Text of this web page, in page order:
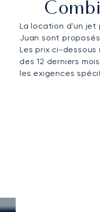
La location d'un jet
Juan sont
Les prix ci-
des 12 derniers
les exigences